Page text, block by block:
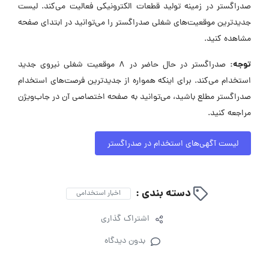
صدراگستر در زمینه تولید قطعات الکترونیکی فعالیت می‌کند. لیست
جدیدترین موقعیت‌های شغلی صدراگستر را می‌توانید در ابتدای صفحه
مشاهده کنید.
توجه:
صدراگستر در حال حاضر در ۸ موقعیت شغلی نیروی جدید
استخدام می‌کند. برای اینکه همواره از جدیدترین فرصت‌های استخدام
صدراگستر مطلع باشید، می‌توانید به صفحه اختصاصی آن در جاب‌ویژن
مراجعه کنید.
لیست آگهی‌های استخدام در صدراگستر
دسته بندی : اخبار استخدامی
اشتراک گذاری
بدون دیدگاه